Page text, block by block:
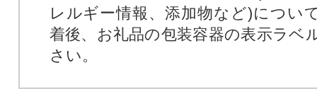
レルギー情報、添加物など)につい
着後、お礼品の包装容器の表示ラベ
さい。